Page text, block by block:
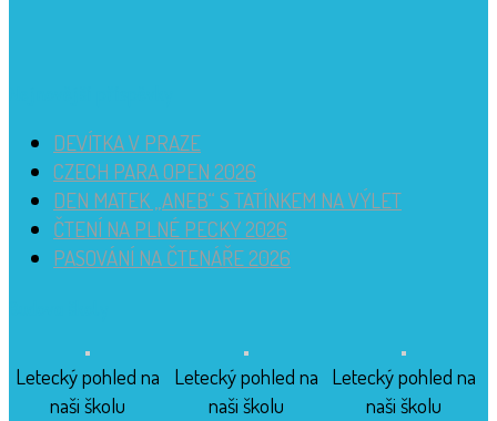
DEVÍTKA V PRAZE
CZECH PARA OPEN 2026
DEN MATEK „ANEB“ S TATÍNKEM NA VÝLET
ČTENÍ NA PLNÉ PECKY 2026
PASOVÁNÍ NA ČTENÁŘE 2026
Letecký pohled na
naši školu
Letecký pohled na
naši školu
Letecký pohled na
naši školu